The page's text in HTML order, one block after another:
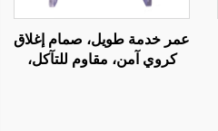
عمر خدمة طويل، صمام إغلاق
كروي آمن، مقاوم للتآكل،